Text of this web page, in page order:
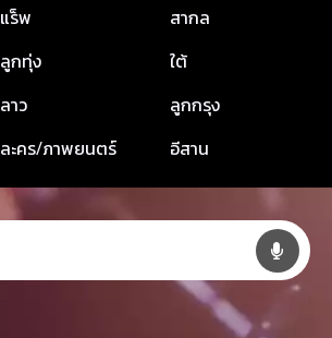
แร็พ
สากล
ลูกทุ่ง
ใต้
ลาว
ลูกกรุง
ละคร/ภาพยนตร์ อีสาน